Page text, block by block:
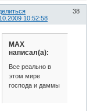
38
10:52:58
MAX
написал(а):
Все реально в
этом мире
господа и даммы